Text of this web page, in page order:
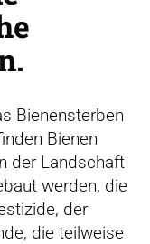
Bienensterben
Bienen
der Landschaft
werden, die
der
die teilweise